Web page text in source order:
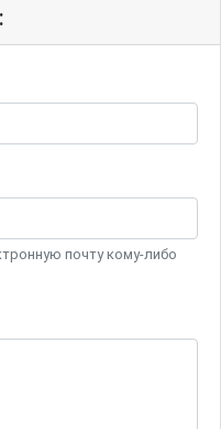
почту кому-либо